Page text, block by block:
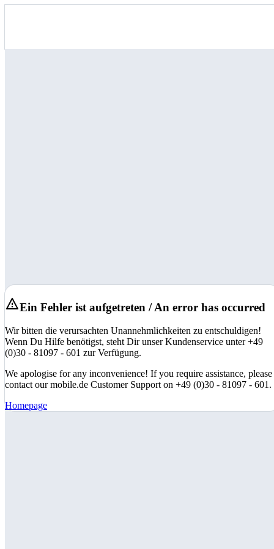
Ein Fehler ist aufgetreten / An error has occurred
Wir bitten die verursachten Unannehmlichkeiten zu entschuldigen!
Wenn Du Hilfe benötigst, steht Dir unser Kundenservice unter +49
(0)30 - 81097 - 601 zur Verfügung.
We apologise for any inconvenience! If you require assistance, please
contact our mobile.de Customer Support on +49 (0)30 - 81097 - 601.
Homepage